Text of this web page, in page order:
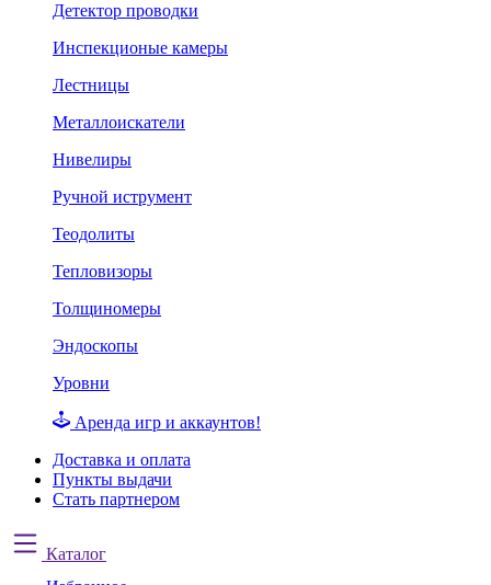
Детектор проводки
Инспекционые камеры
Лестницы
Металлоискатели
Нивелиры
Ручной иструмент
Теодолиты
Тепловизоры
Толщиномеры
Эндоскопы
Уровни
Аренда игр и аккаунтов!
Доставка и оплата
Пункты выдачи
Стать партнером
Каталог